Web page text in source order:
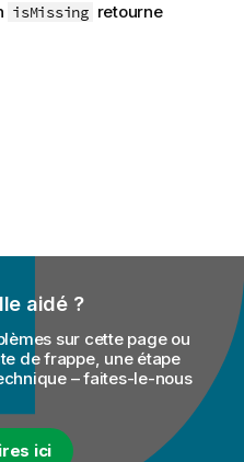
isMissing retourne
aidé ?
sur cette page ou
de frappe, une étape
– faites-le-nous
ici